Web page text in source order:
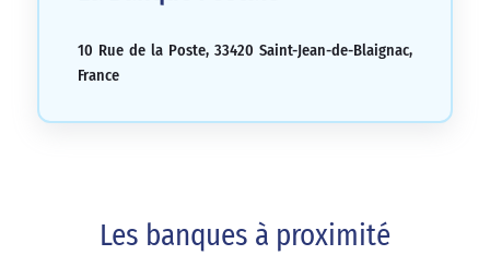
10 Rue de la Poste, 33420 Saint-Jean-de-Blaignac,
France
Les banques à proximité